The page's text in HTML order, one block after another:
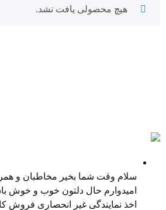
هیچ محصولی یافت نشد.
سلام وقت شما بخیر مخاطبان و
امیدوارم حال دلتون خوب و خوش
اخذ نمایندگی غیر انحصاری فروش